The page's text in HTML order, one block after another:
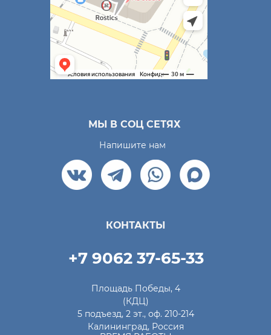
МЫ В СОЦ СЕТЯХ
КОНТАКТЫ
Напишите нам
+7 9062 37-65-33
Площадь Победы, 4
(КДЦ)
5 подъезд, 2 эт., оф. 210-214
Калининград, Россия